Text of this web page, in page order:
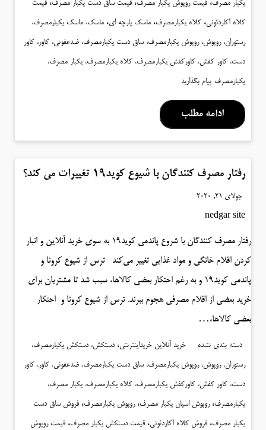
یکبار مصرف، قیمت روپوش یکبار مصرف، قیمت ساق دست یکبار مصرف، قیمت
کلاه آکاردئونی، کلاه یکبارمصرف، ماسک پارچه ای، ماسک، ماسک یکبارمصرف،
رستوران، روپوش، روپوش یکبارمصرف، ساق دست یکبارمصرف، ضدعفونی، کاور، کاور
دست، کاور کفش، کاورکفش یکبارمصرف، کلاه یکبارمصرف، یکبار مصرف،
یکبارمصرف پیام بگذارید
ادامه مطلب
رفتار مصرف کنندگان با شیوع کوید۱۹ تغییرات می کند؟
جولای 21, 2020
nedgar site
رفتار مصرف کنندگان با شروع پاندمی کوید۱۹ به سوی خرید آنلاین و انبار
کردن اقلام خانگی و مواد غذایی تغییر می‌کند ترس از شیوع کرونا و
پاندمی کوید۱۹ و به رغم احتکار بعضی کالاها، سبب شد تا مشتریان برای
خرید بعضی از اقلام مصرفی هجوم ببرند. ترس از شیوع کرونا و احتکار
بعضی کالاها،…
دسته بندی نشده خرید آنلاین خریداینترنتی، دستکش، دستکش یکبارمصرف،
رستوران، روپوش، روپوش یکبارمصرف، ساق دست یکبارمصرف، ضدعفونی، کاور، کاور
دست، کاور کفش، کاورکفش یکبارمصرف، کلاه یکبارمصرف، یکبار مصرف،
یکبارمصرف،روپوش اسپان یکبار مصرف،روپوش یکبارمصرف، فروش ساق دست
یکبار مصرف، فروش کلاه آکاردئونی، قیمت دستکش یکبار مصرف، قیمت روپوش